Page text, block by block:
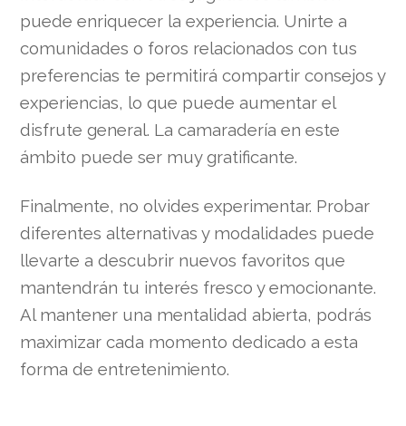
puede enriquecer la experiencia. Unirte a
comunidades o foros relacionados con tus
preferencias te permitirá compartir consejos y
experiencias, lo que puede aumentar el
disfrute general. La camaradería en este
ámbito puede ser muy gratificante.
Finalmente, no olvides experimentar. Probar
diferentes alternativas y modalidades puede
llevarte a descubrir nuevos favoritos que
mantendrán tu interés fresco y emocionante.
Al mantener una mentalidad abierta, podrás
maximizar cada momento dedicado a esta
forma de entretenimiento.